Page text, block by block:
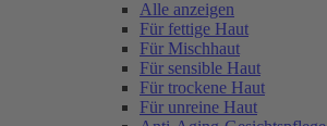
Alle anzeigen
Für fettige Haut
Für Mischhaut
Für sensible Haut
Für trockene Haut
Für unreine Haut